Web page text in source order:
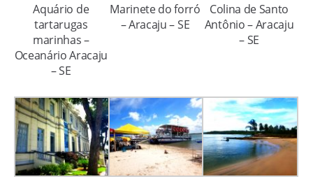
Aquário de
tartarugas
marinhas –
Oceanário Aracaju
– SE
Marinete do forró
– Aracaju – SE
Colina de Santo
Antônio – Aracaju
– SE